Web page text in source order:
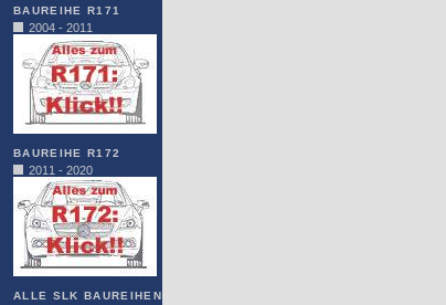
BAUREIHE R171
2004 - 2011
BAUREIHE R172
2011 - 2020
ALLE SLK BAUREIHEN